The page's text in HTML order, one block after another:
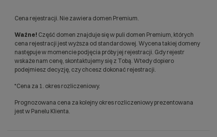
Cena rejestracji. Nie zawiera domen Premium.
Ważne! Część domen znajduje się w puli domen Premium, których
cena rejestracji jest wyższa od standardowej. Wycena takiej domeny
następuje w momencie podjęcia próby jej rejestracji. Gdy rejestr
wskaże nam cenę, skontaktujemy się z Tobą. Wtedy dopiero
podejmiesz decyzję, czy chcesz dokonać rejestracji.
*Cena za 1. okres rozliczeniowy.
Prognozowana cena za kolejny okres rozliczeniowy prezentowana
jest w Panelu Klienta.